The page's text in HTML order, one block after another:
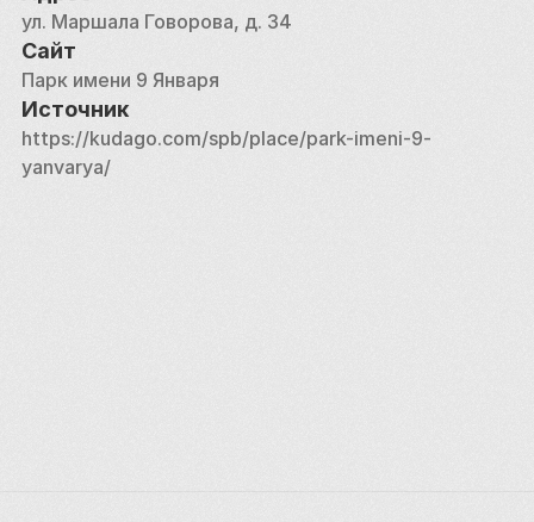
ул. Маршала Говорова, д. 34
Сайт
Парк имени 9 Января
Источник
https://kudago.com/spb/place/park-imeni-9-
yanvarya/